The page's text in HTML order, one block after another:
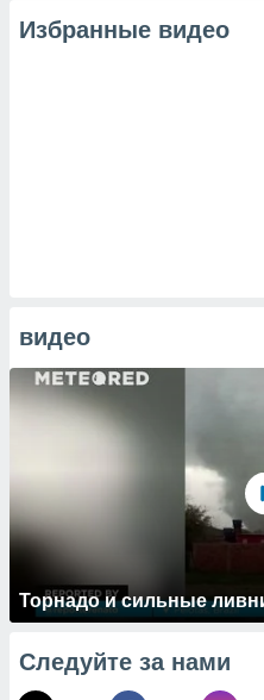
Избранные видео
видео
Торнадо и сильные
Следуйте за нами